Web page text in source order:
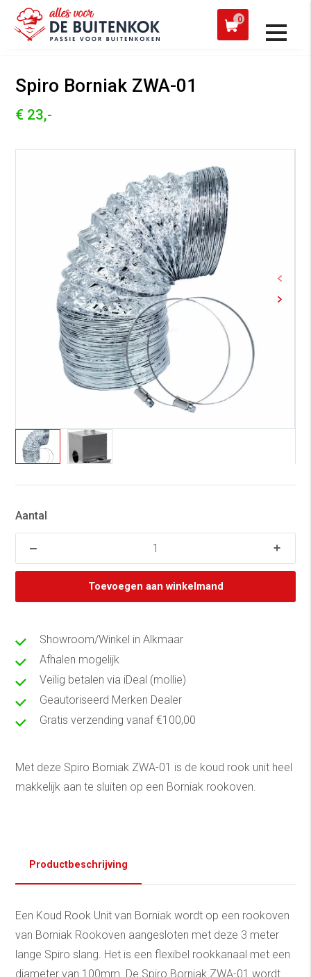
0
werkdag verzonden
Alle producten
Spiro Borniak ZWA-01
€ 23,-
Aantal
Toevoegen aan winkelmand
Showroom/Winkel in Alkmaar
Afhalen mogelijk
Veilig betalen via iDeal (mollie)
Geautoriseerd Merken Dealer
Gratis verzending vanaf €100,00
Met deze Spiro Borniak ZWA-01 is de koud rook unit heel
makkelijk aan te sluiten op een Borniak rookoven.
Productbeschrijving
Een Koud Rook Unit van Borniak wordt op een rookoven
van Borniak Rookoven aangesloten met deze 3 meter
lange Spiro slang. Het is een flexibel rookkanaal met een
diameter van 100mm. De Spiro Borniak ZWA-01 wordt